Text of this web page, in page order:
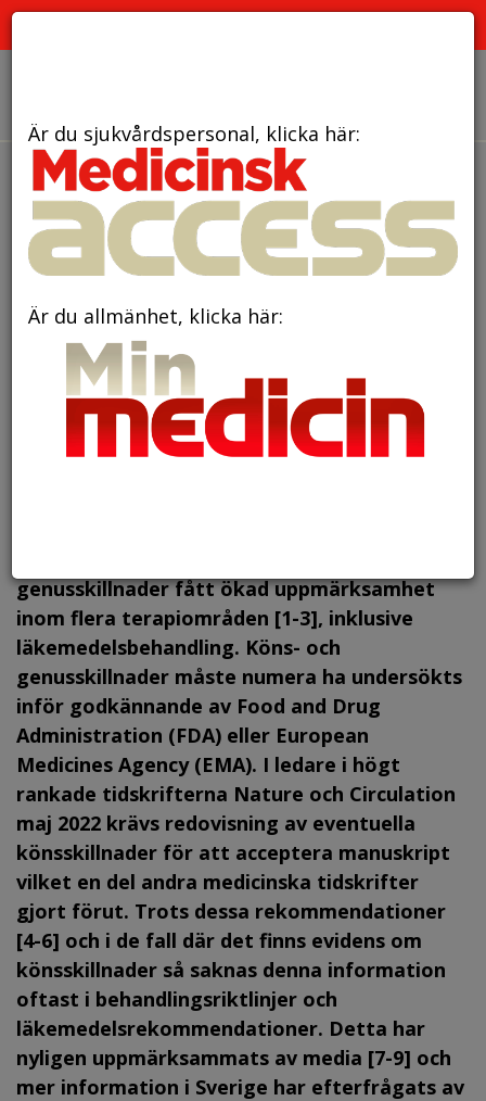
den 29 juni 2022
Kunskapsstöd om
könsaspekter på läkemedel
kan förbättra
läkemedelsanvändningen
genusskillnader fått ökad uppmärksamhet
inom flera terapiområden [1-3], inklusive
läkemedelsbehandling. Köns- och
genusskillnader måste numera ha undersökts
inför godkännande av Food and Drug
Administration (FDA) eller European
Medicines Agency (EMA). I ledare i högt
rankade tidskrifterna Nature och Circulation
maj 2022 krävs redovisning av eventuella
könsskillnader för att acceptera manuskript
vilket en del andra medicinska tidskrifter
gjort förut. Trots dessa rekommendationer
[4-6] och i de fall där det finns evidens om
könsskillnader så saknas denna information
oftast i behandlingsriktlinjer och
läkemedelsrekommendationer. Detta har
nyligen uppmärksammats av media [7-9] och
mer information i Sverige har efterfrågats av
Är du sjukvårdspersonal, klicka här:
Är du allmänhet, klicka här: